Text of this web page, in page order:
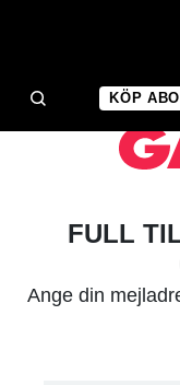
KÖP
FULL
Ange din